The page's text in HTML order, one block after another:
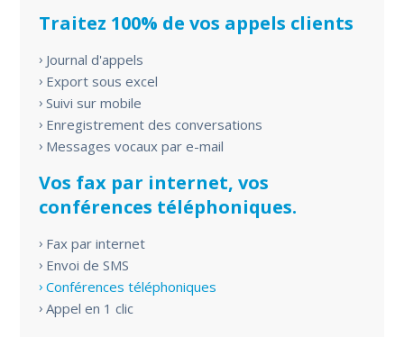
Traitez 100% de vos appels clients
Journal d'appels
Export sous excel
Suivi sur mobile
Enregistrement des conversations
Messages vocaux par e-mail
Vos fax par internet, vos
conférences téléphoniques.
Fax par internet
Envoi de SMS
Conférences téléphoniques
Appel en 1 clic